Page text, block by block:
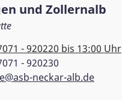
und Zollernalb
- 920220 bis 13:00 Uhr
- 920230
neckar-alb.de